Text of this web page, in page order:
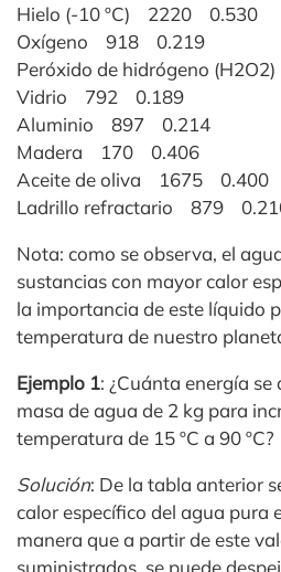
Hielo (-10 ºC) 2220 0.530
Oxígeno 918 0.219
Peróxido de hidrógeno
Vidrio 792 0.189
Aluminio 897 0.214
Madera 170 0.406
Aceite de oliva 1675 0.400
Ladrillo refractario 879
Nota: como se observa, el
sustancias con mayor calor
la importancia de este líquido
temperatura de nuestro
Ejemplo 1: ¿Cuánta energía
masa de agua de 2 kg para
temperatura de 15 ºC a 90 ºC?
Solución: De la tabla anterior
calor específico del agua pura
manera que a partir de este
suministrados, se puede